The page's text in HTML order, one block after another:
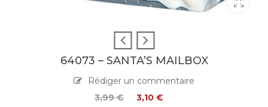
64073 – SANTA’S MAILBOX
Rédiger un commentaire
3,99€ 3,10 €